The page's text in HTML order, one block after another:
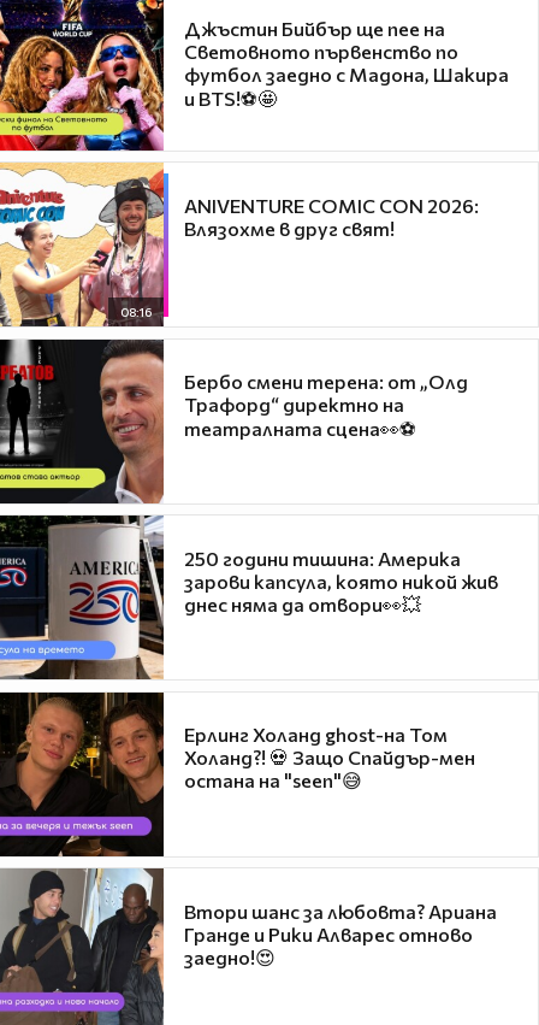
Джъстин Бийбър ще пее на
Световното първенство по
футбол заедно с Мадона, Шакира
и BTS!⚽🤩
08:16
ANIVENTURE COMIC CON 2026:
Влязохме в друг свят!
Бербо смени терена: от „Олд
Трафорд“ директно на
театралната сцена👀⚽
250 години тишина: Америка
зарови капсула, която никой жив
днес няма да отвори👀💥
Ерлинг Холанд ghost-на Том
Холанд?! 💀 Защо Спайдър-мен
остана на "seen"😅
Втори шанс за любовта? Ариана
Гранде и Рики Алварес отново
заедно!😍